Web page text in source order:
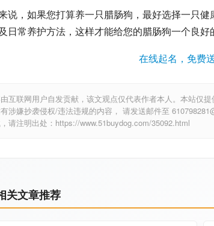
，如果您打算养一只腊肠狗，最好选择一只健
日常养护方法，这样才能给您的腊肠狗一个良好
在线起名，免费
互联网用户自发贡献，该文观点仅代表作者本人。本站仅
涉嫌抄袭侵权/违法违规的内容， 请发送邮件至
请注明出处：https://www.51buydog.com/35092.html
关文章推荐